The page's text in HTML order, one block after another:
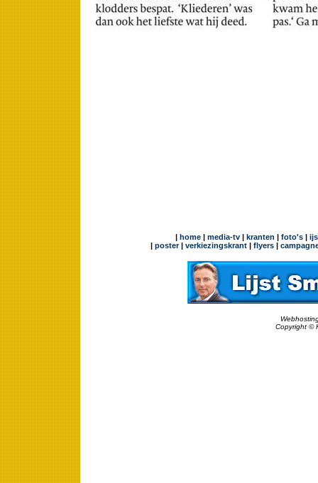
| home| media-tv| kranten | foto's|
| poster| verkiezingskrant | flyers |
Copyright ©